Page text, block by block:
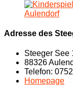
Adresse des
Steeger See
88326
Telefon:
Homepage